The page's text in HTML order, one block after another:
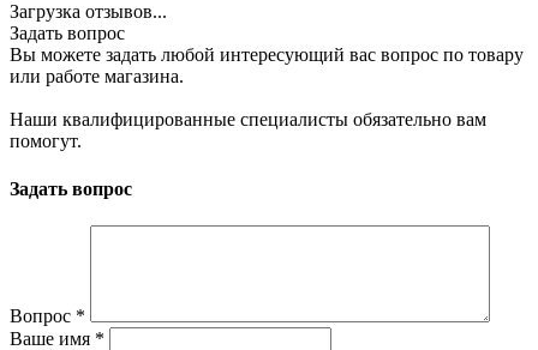
Загрузка отзывов...
Задать вопрос
Вы можете задать любой интересующий вас вопрос по товару
или работе магазина.
Наши квалифицированные специалисты обязательно вам
помогут.
Задать вопрос
Вопрос *
Ваше имя *